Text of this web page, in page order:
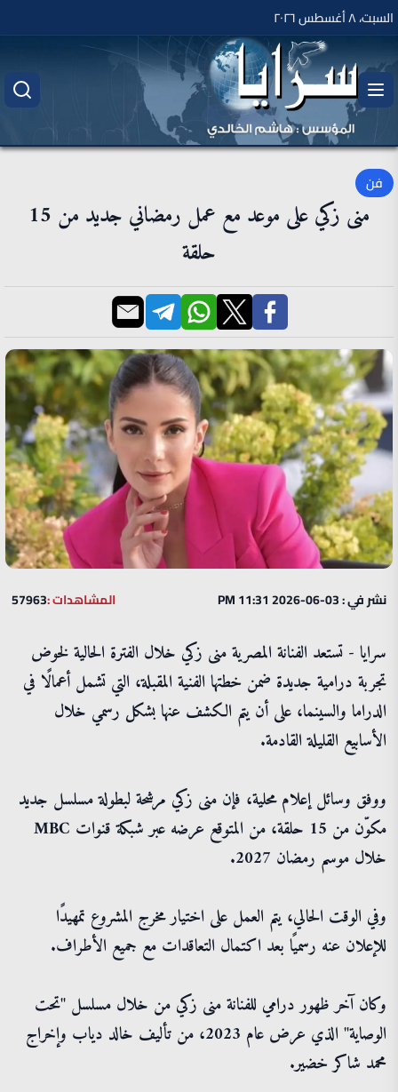
السبت، ٨ أغسطس ٢٠٢٦
فن
منى زكي على موعد مع عمل رمضاني جديد من 15
حلقة
نشر في : 03-06-2026 11:31 PM المشاهدات :57963
سرايا - تستعد الفنانة المصرية منى زكي خلال الفترة الحالية لخوض
تجربة درامية جديدة ضمن خطتها الفنية المقبلة، التي تشمل أعمالًا في
الدراما والسينما، على أن يتم الكشف عنها بشكل رسمي خلال
الأسابيع القليلة القادمة.
ووفق وسائل إعلام محلية، فإن منى زكي مرشحة لبطولة مسلسل جديد
مكوّن من 15 حلقة، من المتوقع عرضه عبر شبكة قنوات MBC
خلال موسم رمضان 2027.
وفي الوقت الحالي، يتم العمل على اختيار مخرج المشروع تمهيدًا
للإعلان عنه رسميًا بعد اكتمال التعاقدات مع جميع الأطراف.
وكان آخر ظهور درامي للفنانة منى زكي من خلال مسلسل "تحت
الوصاية" الذي عرض عام 2023، من تأليف خالد دياب وإخراج
محمد شاكر خضير.